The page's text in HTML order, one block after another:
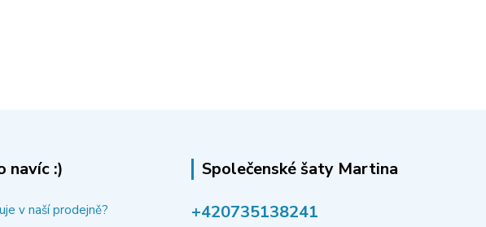
navíc :)
v naší prodejně?
Společenské šaty Martina
‭+420735138241